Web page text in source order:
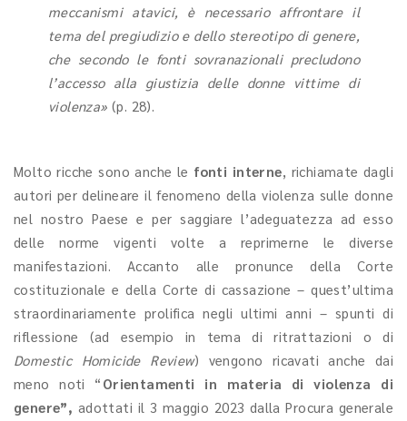
meccanismi atavici, è necessario affrontare il
tema del pregiudizio e dello stereotipo di genere,
che secondo le fonti sovranazionali precludono
l’accesso alla giustizia delle donne vittime di
violenza»(p. 28).
Molto ricche sono anche le fonti interne, richiamate dagli
autori per delineare il fenomeno della violenza sulle donne
nel nostro Paese e per saggiare l’adeguatezza ad esso
delle norme vigenti volte a reprimerne le diverse
manifestazioni. Accanto alle pronunce della Corte
costituzionale e della Corte di cassazione – quest’ultima
straordinariamente prolifica negli ultimi anni – spunti di
riflessione (ad esempio in tema di ritrattazioni o di
Domestic Homicide Review) vengono ricavati anche dai
meno noti “ Orientamenti in materia di violenza di
genere”, adottati il 3 maggio 2023 dalla Procura generale